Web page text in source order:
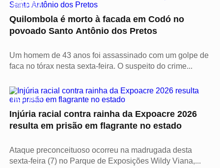
CULTURA
Quilombola é morto à facada em Codó no
povoado Santo Antônio dos Pretos
Um homem de 43 anos foi assassinado com um golpe de
faca no tórax nesta sexta-feira. O suspeito do crime...
POLÍTICA
Injúria racial contra rainha da Expoacre 2026
resulta em prisão em flagrante no estado
Ataque preconceituoso ocorreu na madrugada desta
sexta-feira (7) no Parque de Exposições Wildy Viana,...